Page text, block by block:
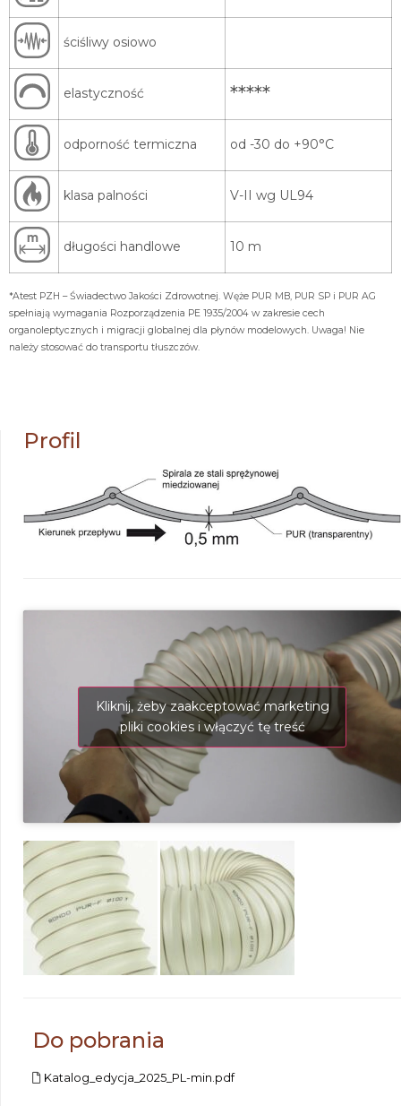
ściśliwy osiowo
elastyczność *****
odporność termiczna od -30 do +90°C
klasa palności V-II wg UL94
długości handlowe 10 m
*Atest PZH – Świadectwo Jakości Zdrowotnej. Węże PUR MB, PUR SP i PUR AG
spełniają wymagania Rozporządzenia PE 1935/2004 w zakresie cech
organoleptycznych i migracji globalnej dla płynów modelowych. Uwaga! Nie
należy stosować do transportu tłuszczów.
Profil
Kliknij, żeby zaakceptować marketing
pliki cookies i włączyć tę treść
Do pobrania
Katalog_edycja_2025_PL-min.pdf